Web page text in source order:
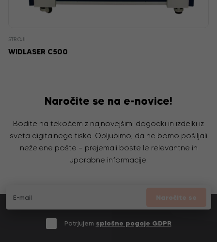
STROJI
WIDLASER C500
Naročite se na e-novice!
Bodite na tekočem z najnovejšimi dogodki in izdelki iz
sveta digitalnega tiska. Obljubimo, da ne bomo pošiljali
neželene pošte – prejemali boste le relevantne in
uporabne informacije.
Naročite se
Potrjujem splošne pogoje GDPR